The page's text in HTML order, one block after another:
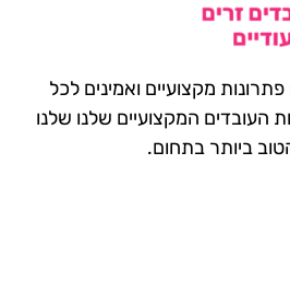
מקצועיים ואמינים לכל
העובדים המקצועיים שלנו שלנו
ביותר בתחום.